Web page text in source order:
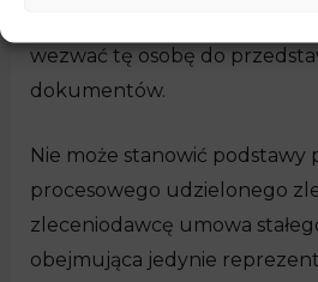
wezwać tę osobę do
dokumentów.
Nie może stanowić podstawy
procesowego udzielonego
zleceniodawcę umowa
obejmująca jedynie